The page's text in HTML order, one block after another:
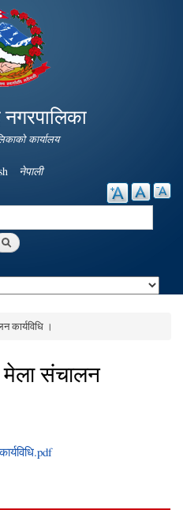
नगरपालिका
कार्यालय
नेपाली
कार्यविधि ।
मेला संचालन